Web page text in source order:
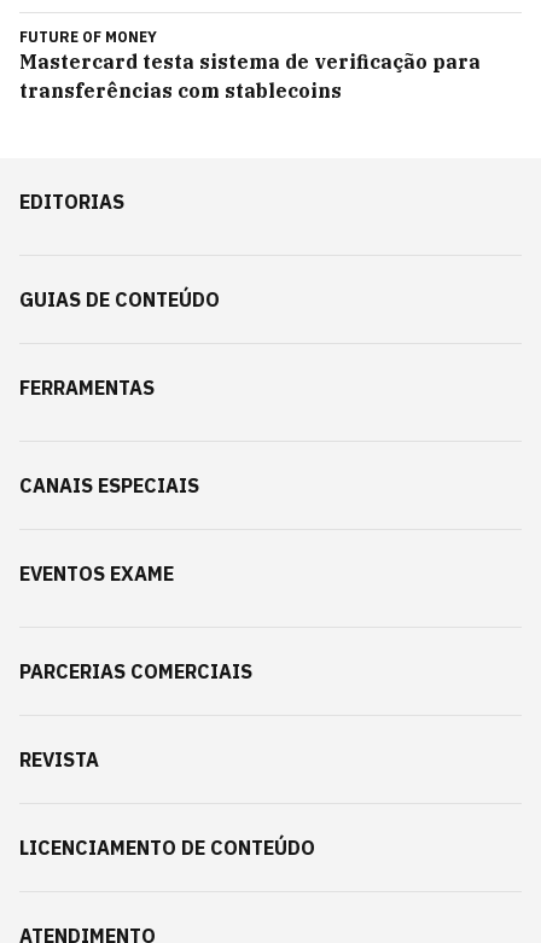
FUTURE OF MONEY
Mastercard testa sistema de verificação para
transferências com stablecoins
EDITORIAS
GUIAS DE CONTEÚDO
FERRAMENTAS
CANAIS ESPECIAIS
EVENTOS EXAME
PARCERIAS COMERCIAIS
REVISTA
LICENCIAMENTO DE CONTEÚDO
ATENDIMENTO